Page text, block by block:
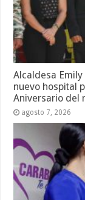
Alcaldesa
nuevo hospital
Aniversario del
agosto 7, 2026